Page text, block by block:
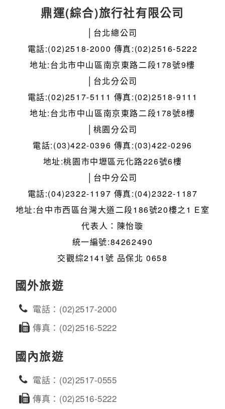
鼎運(綜合)旅行社有限公司
│台北總公司
電話:(02)2518-2000 傳真:(02)2516-5222
地址:台北市中山區南京東路二段178號9樓
│台北分公司
電話:(02)2517-5111 傳真:(02)2518-9111
地址:台北市中山區南京東路二段178號8樓
│桃園分公司
電話:(03)422-0396 傳真:(03)422-0296
地址:桃園市中壢區元化路226號6樓
│台中分公司
電話:(04)2322-1197 傳真:(04)2322-1187
地址:台中市西區台灣大道二段186號20樓之1 E室
代表人：陳怡璇
統一編號:84262490
交觀綜2141號 品保北 0658
國外旅遊
電話：(02)2517-2000
傳真：(02)2516-5222
國內旅遊
電話：(02)2517-0555
傳真：(02)2516-5222